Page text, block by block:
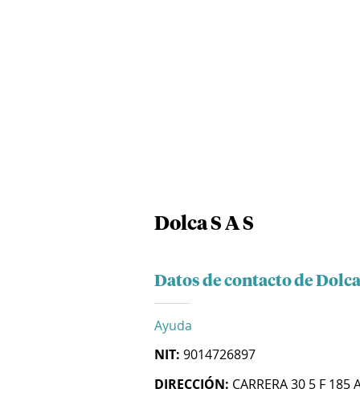
Dolca S A S
Datos de contacto de Dolca
Ayuda
NIT: 9014726897
DIRECCIÓN: CARRERA 30 5 F 185